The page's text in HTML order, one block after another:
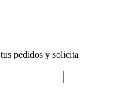
pedidos y solicita